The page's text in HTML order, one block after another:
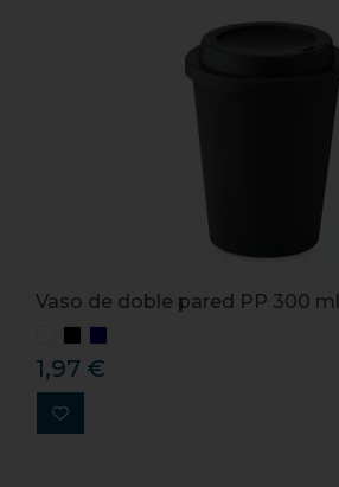
Vaso de doble pared PP 300 ml
1,97 €